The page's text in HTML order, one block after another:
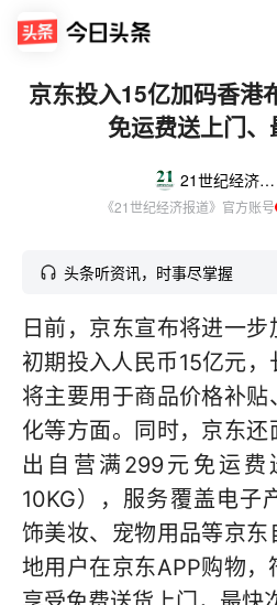
京东投入15亿加码香港
免运费送上门
21世纪经济报道
《21世纪经济报道》官方账号
头条听资讯，时事尽掌握
日前，京东宣布将进一步
初期投入人民币15亿元
将主要用于商品价格补
化等方面。同时，京东
出自营满299元免运
10KG），服务覆盖电子
饰美妆、宠物用品等京东
地用户在京东APP购物